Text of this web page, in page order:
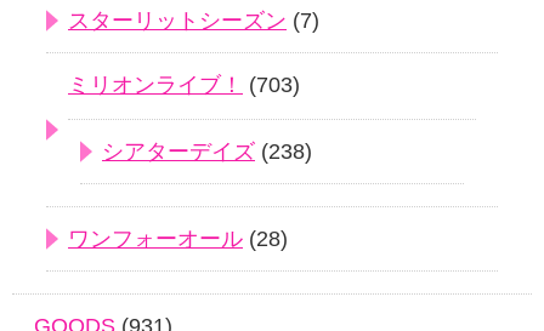
スターリットシーズン (7)
ミリオンライブ！ (703)
シアターデイズ (238)
ワンフォーオール (28)
GOODS (931)